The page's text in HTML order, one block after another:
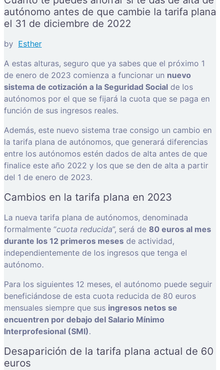
autónomo antes de que cambie la tarifa plana
el 31 de diciembre de 2022
by Esther
A estas alturas, seguro que ya sabes que el próximo 1
de enero de 2023 comienza a funcionar un nuevo
sistema de cotización a la Seguridad Social de los
autónomos por el que se fijará la cuota que se paga en
función de sus ingresos reales.
Además, este nuevo sistema trae consigo un cambio en
la tarifa plana de autónomos, que generará diferencias
entre los autónomos estén dados de alta antes de que
finalice este año 2022 y los que se den de alta a partir
del 1 de enero de 2023.
Cambios en la tarifa plana en 2023
La nueva tarifa plana de autónomos, denominada
formalmente “cuota reducida”, será de 80 euros al mes
durante los 12 primeros meses de actividad,
independientemente de los ingresos que tenga el
autónomo.
Para los siguientes 12 meses, el autónomo puede seguir
beneficiándose de esta cuota reducida de 80 euros
mensuales siempre que sus ingresos netos se
encuentren por debajo del Salario Mínimo
Interprofesional (SMI).
Desaparición de la tarifa plana actual de 60
euros